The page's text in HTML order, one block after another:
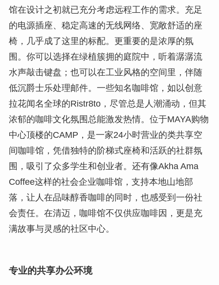
馆在设计之初就已充分考虑远程工作的需求。充足
的电源插座、稳定高速的无线网络、宽敞舒适的座
椅，几乎成了这里的标配。更重要的是浓厚的氛
围。你可以选择在绿植簇拥的庭院中，听着潺潺流
水声敲击键盘；也可以在工业风格的空间里，伴随
低沉爵士乐处理邮件。一些知名咖啡馆，如以创意
拉花闻名全球的Ristr8to，尽管总是人潮涌动，但其
浓郁的咖啡文化氛围总能激发热情。位于MAYA购物
中心顶楼的CAMP，是一家24小时营业的类共享空
间咖啡馆，凭借独特的阶梯式座椅和活跃的社群氛
围，吸引了众多学生和创业者。还有像Akha Ama
Coffee这样的社会企业咖啡馆，支持本地山地部
落，让人在品味醇香咖啡的同时，也感受到一份社
会责任。在清迈，咖啡馆不仅供应咖啡因，更是充
满故事与灵感的社区中心。
专业的共享办公环境